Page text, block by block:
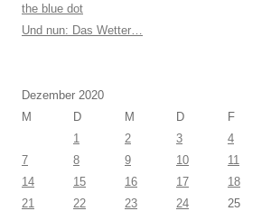
the blue dot
Und nun: Das Wetter…
Dezember 2020
M
D M D F
1
2 3 4
7
8 9 10 11
14
15 16 17 18
21
22 23 24 25